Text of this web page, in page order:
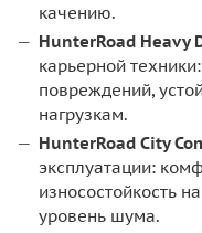
качению.
HunterRoad Heavy
карьерной
повреждений,
нагрузкам.
HunterRoad City
эксплуатации:
износостойкость
уровень шума.